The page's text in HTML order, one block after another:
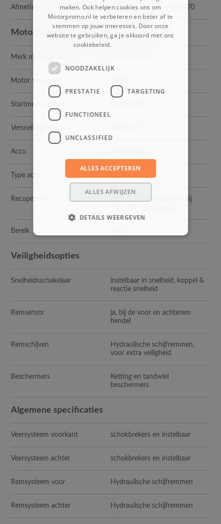
Afmetingen voertuig L1850mm B770mm H1070
Motorisch
Merk motorblok
Motor vermogen
Startmechanisme
Versnellingsbak
Accu
Type accu
Recuperatie
Ja (Energie terugwinnen bij
Bereik
Veiligheidsopties
Snelheidsschakelaar
instelbaar in snelheid, koppel &
reactie snelheid
Remsensor
ja, bij de voor en achterem
hendel
Remschijven
Hydraulische schijfremmen,
voor extra veiligheid
Beschermers
Ketting en tandwiel
beschermers
Algemene specificaties
Veersysteem voorkant schokbrekers en instelbaar
Veersysteem achter schokbrekers en instelbaar
Remsysteem voor Hydraulische schijfremmen
Remsysteem achter Hydraulische schijfremmen
maken. Ook helpen cookies ons om
Motorpromo.nl te verbeteren en beter af te
stemmen op jouw interesses. Door onze
website te gebruiken, ga je akkoord met ons
cookiebeleid.
NOODZAKELIJK
PRESTATIE TARGETING
FUNCTIONEEL
UNCLASSIFIED
ALLES ACCEPTEREN
ALLES AFWIJZEN
DETAILS WEERGEVEN